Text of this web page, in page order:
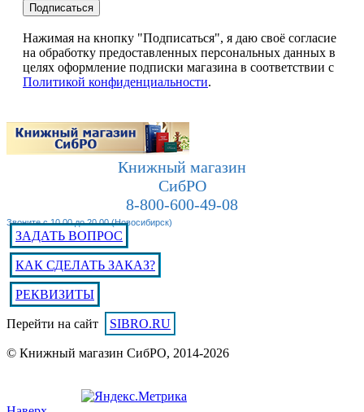
Подписаться
Нажимая на кнопку "Подписаться", я даю своё согласие
на обработку предоставленных персональных данных в
целях оформление подписки магазина в соответствии с
Политикой конфиденциальности.
Книжный магазин
СибРО
8-800-600-49-08
Звоните с 10.00 до 20.00 (Новосибирск)
ЗАДАТЬ ВОПРОС
КАК СДЕЛАТЬ ЗАКАЗ?
РЕКВИЗИТЫ
Перейти на сайт SIBRO.RU
© Книжный магазин СибРО, 2014-2026